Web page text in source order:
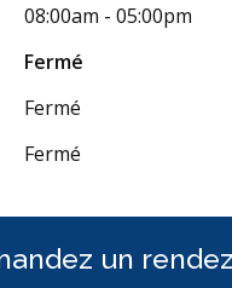
des gencives -
Invisalign
des gencives
des gencives - non
de Tori
Examens
08:00am - 05:00pm
Fermé
Fermé
Fermé
un